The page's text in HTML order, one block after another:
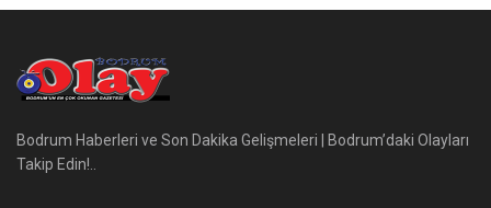
Bodrum Haberleri ve Son Dakika Gelişmeleri | Bodrum’daki Olayları
Takip Edin!..